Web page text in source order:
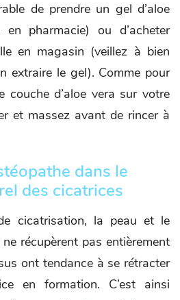
de prendre un gel d’aloe
pharmacie) ou d’acheter
en magasin (veillez à bien
extraire le gel). Comme pour
couche d’aloe vera sur votre
et massez avant de rincer à
dans le
des cicatrices
cicatrisation, la peau et le
récupèrent pas entièrement
ont tendance à se rétracter
en formation. C’est ainsi